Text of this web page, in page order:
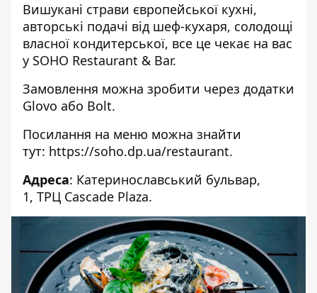
Вишукані страви європейської кухні,
авторські подачі від шеф-кухаря, солодощі
власної кондитерської, все це чекає на вас
у SOHO Restaurant & Bar.
Замовлення можна зробити через додатки
Glovo або Bolt.
Посилання на меню можна знайти
тут: https://soho.dp.ua/restaurant.
Адреса: Катеринославський бульвар,
1, ТРЦ Cascade Plaza.